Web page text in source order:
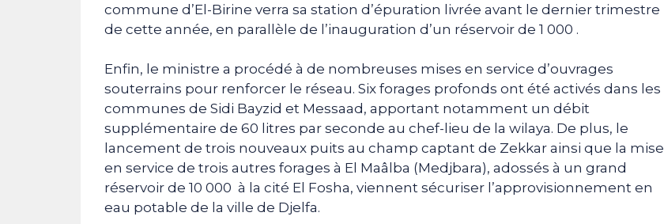
commune d’El-Birine verra sa station d’épuration livrée avant le dernier trimestre
de cette année, en parallèle de l’inauguration d’un réservoir de 1 000 .
Enfin, le ministre a procédé à de nombreuses mises en service d’ouvrages
souterrains pour renforcer le réseau. Six forages profonds ont été activés dans les
communes de Sidi Bayzid et Messaad, apportant notamment un débit
supplémentaire de 60 litres par seconde au chef-lieu de la wilaya. De plus, le
lancement de trois nouveaux puits au champ captant de Zekkar ainsi que la mise
en service de trois autres forages à El Maâlba (Medjbara), adossés à un grand
réservoir de 10 000 à la cité El Fosha, viennent sécuriser l’approvisionnement en
eau potable de la ville de Djelfa.